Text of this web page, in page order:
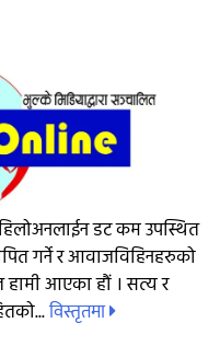
डट कम उपस्थित
गर्ने र आवाजविहिनहरुको
हामी आएका हौं । सत्य र
विस्तृतमा